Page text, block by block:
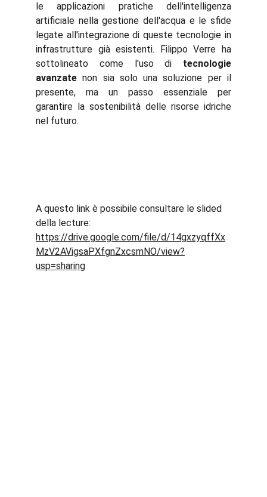
le applicazioni pratiche dell'intelligenza
artificiale nella gestione dell'acqua e le sfide
legate all'integrazione di queste tecnologie in
infrastrutture già esistenti. Filippo Verre ha
sottolineato come l'uso di tecnologie
avanzate non sia solo una soluzione per il
presente, ma un passo essenziale per
garantire la sostenibilità delle risorse idriche
nel futuro.
A questo link è possibile consultare le slided
della lecture:
https://drive.google.com/file/d/14gxzyqffXx
MzV2AVigsaPXfgnZxcsmNO/view?
usp=sharing